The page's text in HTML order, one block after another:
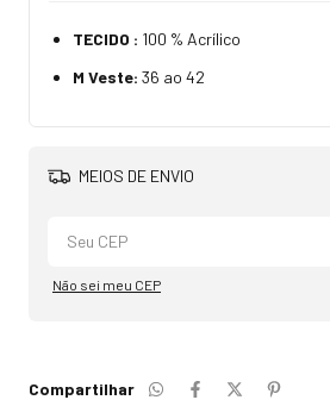
TECIDO : 100 % Acrílico
M Veste: 36 ao 42
MEIOS DE ENVIO
Não sei meu CEP
Compartilhar